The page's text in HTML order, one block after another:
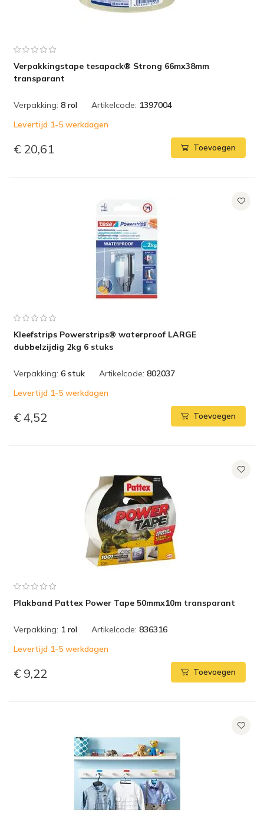
Verpakkingstape tesapack® Strong 66mx38mm
transparant
Verpakking: 8 rol Artikelcode: 1397004
Levertijd 1-5 werkdagen
€ 20,61 Toevoegen
Kleefstrips Powerstrips® waterproof LARGE
dubbelzijdig 2kg 6 stuks
Verpakking: 6 stuk Artikelcode: 802037
Levertijd 1-5 werkdagen
€ 4,52 Toevoegen
Plakband Pattex Power Tape 50mmx10m transparant
Verpakking: 1 rol Artikelcode: 836316
Levertijd 1-5 werkdagen
€ 9,22 Toevoegen